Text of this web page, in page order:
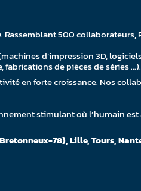
500
d’impression 3D,
de pièces de séries …).
en forte croissance. Nos
stimulant où l’humain
78), Lille, Tours,